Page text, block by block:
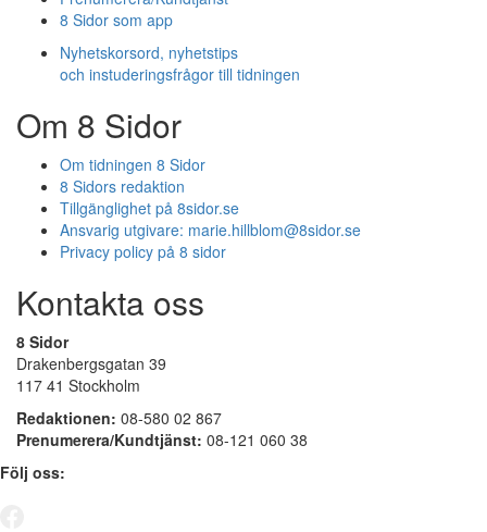
8 Sidor som app
Nyhetskorsord, nyhetstips
och instuderingsfrågor till tidningen
Om 8 Sidor
Om tidningen 8 Sidor
8 Sidors redaktion
Tillgänglighet på 8sidor.se
Ansvarig utgivare: marie.hillblom@8sidor.se
Privacy policy på 8 sidor
Kontakta oss
8 Sidor
Drakenbergsgatan 39
117 41 Stockholm
Redaktionen: 08-580 02 867
Prenumerera/Kundtjänst: 08-121 060 38
Följ oss: